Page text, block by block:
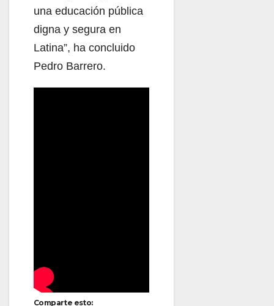
una educación pública
digna y segura en
Latina”, ha concluido
Pedro Barrero.
Comparte esto: